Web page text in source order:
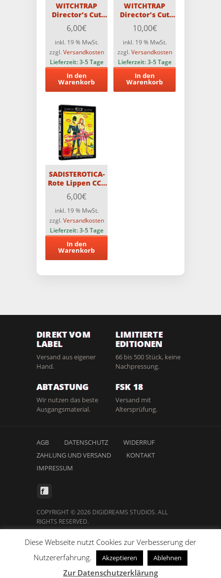
WITCHTRAP
Director’s Cut
CCC DVD
6,00€
inkl. 19 % MwSt.
zzgl. Versandkosten
Lieferzeit:3-5 Tage
In den
Warenkorb
WITCHTRAP
Director’s Cut
Astro Scanavo-
Edition
10,00€
inkl. 19 % MwSt.
zzgl. Versandkosten
Lieferzeit:3-5 Tage
In den
Warenkorb
SADISTEROTICA-
Rote Lippen CCC
DVD
6,00€
inkl. 19 % MwSt.
zzgl. Versandkosten
Lieferzeit:3-5 Tage
In den
Warenkorb
DIREKT VOM
LABEL
Versand aus eigener
Hand.
LIMITIERTE
EDITIONEN
66 bis 500 Stück, keine
Nachpressung.
ABTASTUNG
Wir nutzen das beste
Ausgangsmaterial.
FSK 18
Versand mit
Altersprüfung.
AGB DATENSCHUTZ
WIDERRUF
ZAHLUNG UND VERSAND
KONTAKT
IMPRESSUM
COPYRIGHT © 2026 DIGIDREAMS STUDIOS. ALL
RIGHTS RESERVED.
Vertrag widerrufen
Diese Webseite nutzt Cookies zur Verbesserung der
Nutzererfahrung.
Akzeptieren Ablehnen
Zur Datenschutzerklärung